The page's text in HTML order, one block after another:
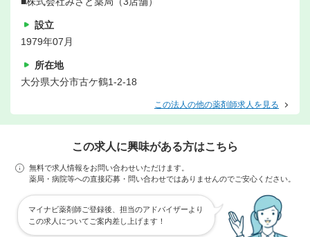
設立
1979年07月
所在地
大分県大分市古ケ鶴1-2-18
この法人の他の薬剤師求人を見る
この求人に興味がある方はこちら
無料で求人情報をお問い合わせいただけます。
薬局・病院等への直接応募・問い合わせではありませんのでご安心ください。
マイナビ薬剤師ご登録後、担当のアドバイザーより
この求人についてご案内差し上げます！